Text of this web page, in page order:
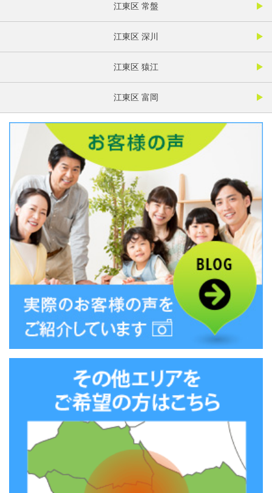
江東区 常盤
江東区 深川
江東区 猿江
江東区 富岡